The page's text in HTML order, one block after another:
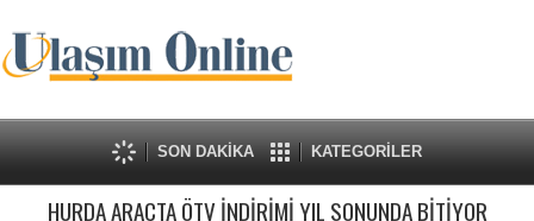
SON DAKİKA KATEGORİLER
HURDA ARAÇTA ÖTV İNDİRİMİ YIL SONUNDA BİTİYOR